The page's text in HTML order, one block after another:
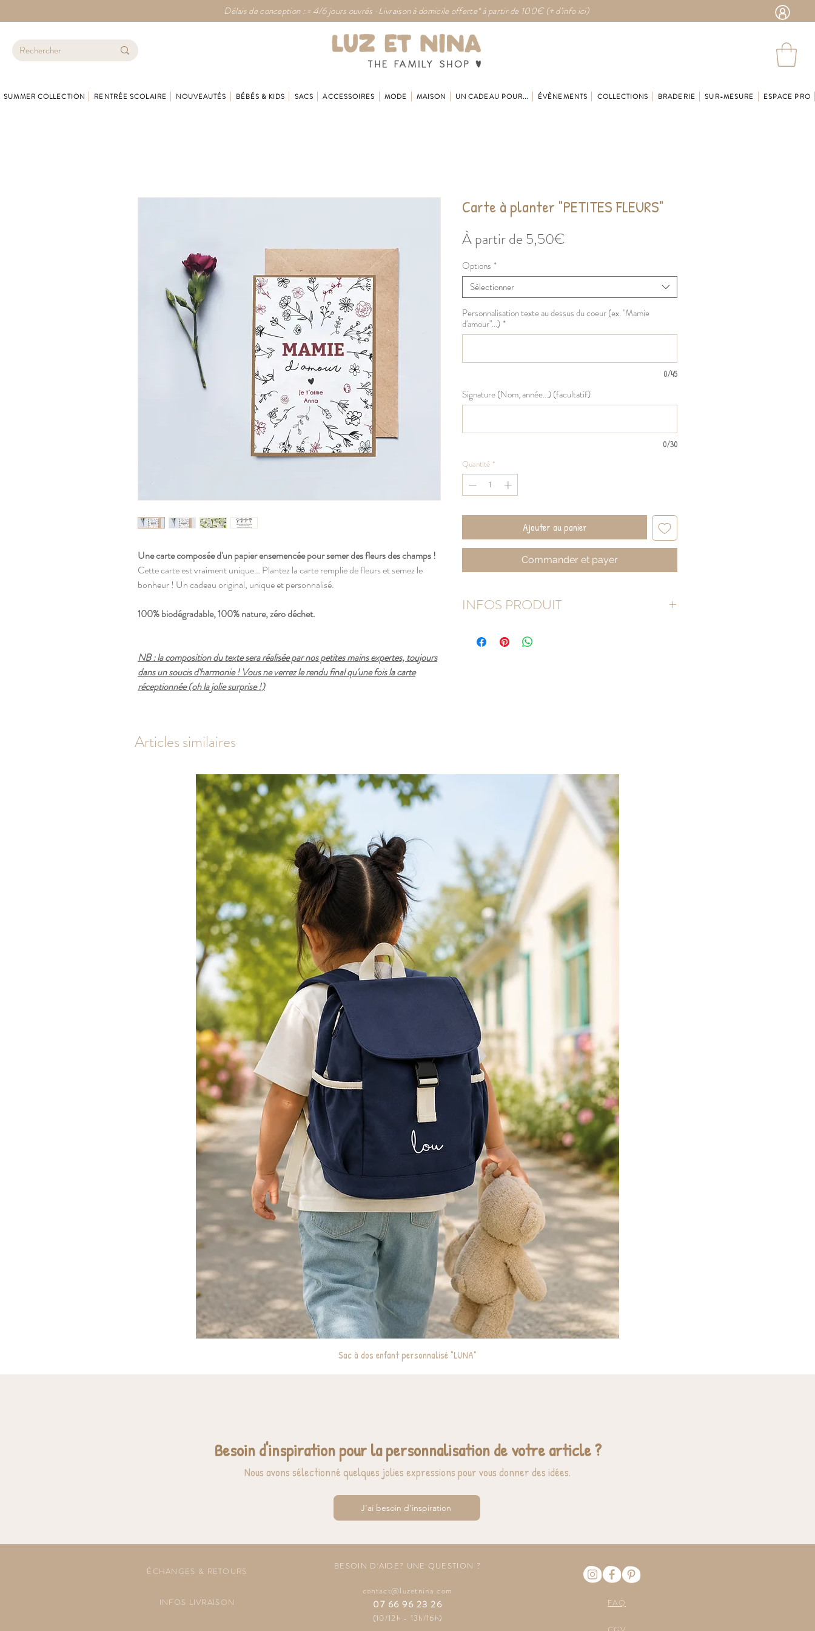
Délais de conception : ≈ 4/6 jours ouvrés · Livraison à domicile offerte* à partir de 100€ (+ d'info ici)
SUMMER COLLECTION RENTRÉE SCOLAIRE NOUVEAUTÉS BÉBÉS & KIDS SACS ACCESSOIRES MODE MAISON UN CADEAU POUR... ÉVÈNEMENTS COLLECTIONS BRADERIE SUR-MESURE ESPACE PRO
Une carte composée d'un papier ensemencée pour semer des fleurs des champs !
Cette carte est vraiment unique… Plantez la carte remplie de fleurs et semez le
bonheur ! Un cadeau original, unique et personnalisé.
100% biodégradable, 100% nature, zéro déchet.
NB : la composition du texte sera réalisée par nos petites mains expertes, toujours
dans un soucis d'harmonie ! Vous ne verrez le rendu final qu'une fois la carte
réceptionnée (oh la jolie surprise !)
Carte à planter "PETITES FLEURS"
À partir de5,50€
Options *
Sélectionner
Personnalisation texte au dessus du coeur (ex. "Mamie
d'amour"...)*
0/45
Signature (Nom, année...) (facultatif)
0/30
Quantité *
Ajouter au panier
Commander et payer
INFOS PRODUIT
s'agit de fleurs des champs
1. Déposez le papier sur de la terre (dans un pot ou dans votre
2. Recouvrez-le avec une fine couche de terre d’environ 2 cm.
3. Arrosez un peu chaque jour et observez les premières
graines germer au bout d’une semaine.
4. Soyez émerveillé !
Pour un meilleur résultat, nous vous recommandons de planter
la carte en plein air, de la mi-mai à octobre et à l'intérieur tout
au long de l'année. Apporter beaucoup de lumière, de la
chaleur et de l'eau.
Articles similaires
Sac à dos enfant personnalisé "LUNA"
Besoin d'inspiration pour la personnalisation de votre article ?
Nous avons sélectionné quelques jolies expressions pour vous donner des idées.
J'ai besoin d'inspiration
ÉCHANGES & RETOURS
INFOS LIVRAISON
BESOIN D'AIDE? UNE QUESTION ?
contact@luzetnina.com
07 66 96 23 26
(10/12h - 13h/16h)
FAQ